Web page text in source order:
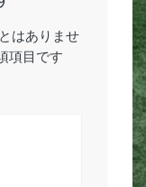
はありませ
項目です